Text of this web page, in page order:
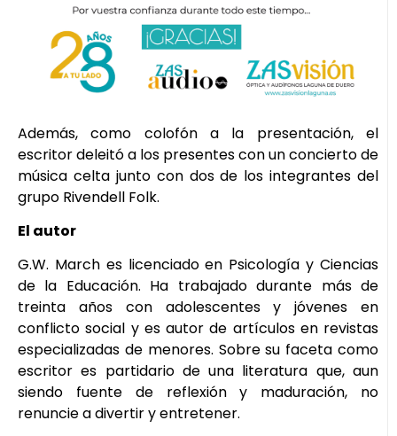
Además, como colofón a la presentación, el
escritor deleitó a los presentes con un concierto de
música celta junto con dos de los integrantes del
grupo Rivendell Folk.
El autor
G.W. March es licenciado en Psicología y Ciencias
de la Educación. Ha trabajado durante más de
treinta años con adolescentes y jóvenes en
conflicto social y es autor de artículos en revistas
especializadas de menores. Sobre su faceta como
escritor es partidario de una literatura que, aun
siendo fuente de reflexión y maduración, no
renuncie a divertir y entretener.